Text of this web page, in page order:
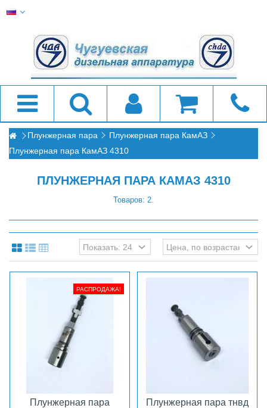
Плунжерная пара
Плунжерная пара КамАЗ
Плунжерная пара КамАЗ 4310
ПЛУНЖЕРНАЯ ПАРА КАМАЗ 4310
Товаров: 2.
РАСПРОДАЖА!
Плунжерная пара
Плунжерная пара тнвд